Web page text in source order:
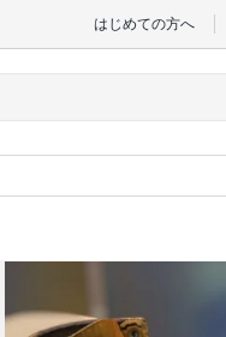
はじめての方へ